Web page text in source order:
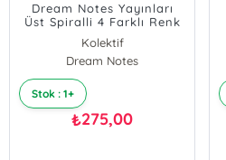
Dream Notes Yayınları
Üst Spiralli 4 Farklı Renk
Kareli A5 Defter Seti
Kolektif
Dream Notes
Stok : 1+
₺275,00